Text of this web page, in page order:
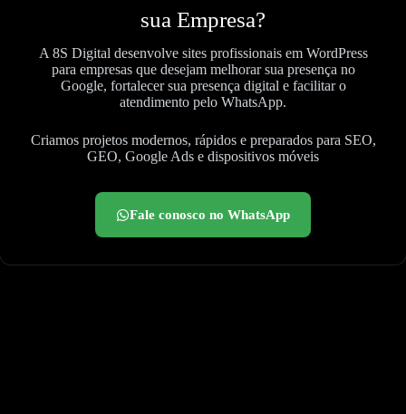
sua Empresa?
A 8S Digital desenvolve sites profissionais em WordPress
para empresas que desejam melhorar sua presença no
Google, fortalecer sua presença digital e facilitar o
atendimento pelo WhatsApp.
Criamos projetos modernos, rápidos e preparados para SEO,
GEO, Google Ads e dispositivos móveis
Fale conosco no WhatsApp